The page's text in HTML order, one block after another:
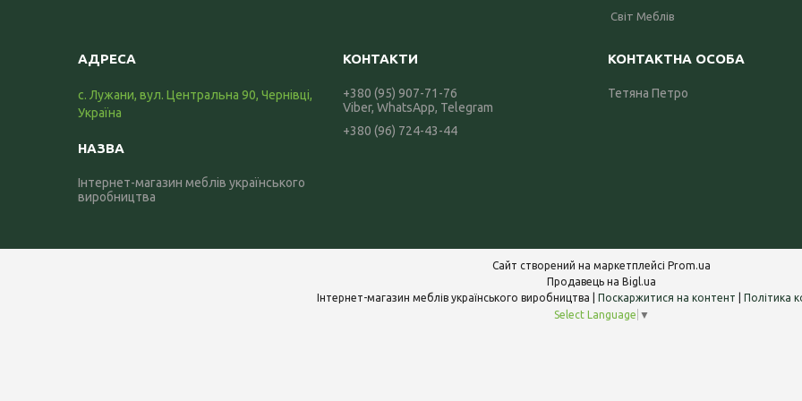
Світ Меблів
с. Лужани, вул. Центральна 90, Чернівці,
Україна
Інтернет-магазин меблів українського
виробництва
+380 (95) 907-71-76
Viber, WhatsApp, Telegram
+380 (96) 724-43-44
Тетяна Петро
Сайт створений на маркетплейсі Prom.ua
Продавець на Bigl.ua
Поскаржитися на контент
Політика
Select Language ▼